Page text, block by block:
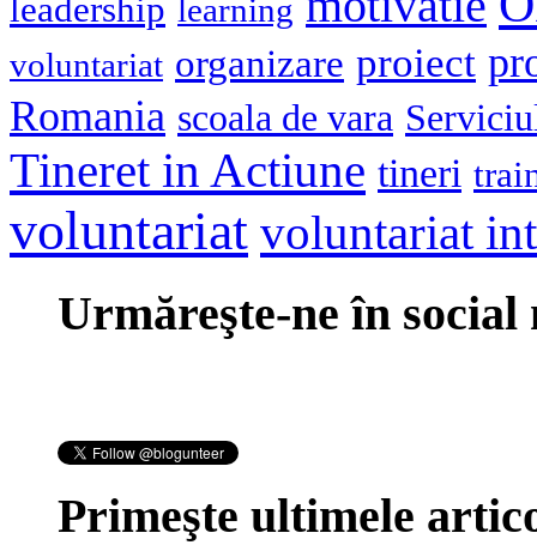
leadership learning
voluntariat organizare proiect
Romania scoala de vara
Tineret in Actiune tineri
voluntariat voluntariat
Urmăreşte-ne în social
Primeşte ultimele